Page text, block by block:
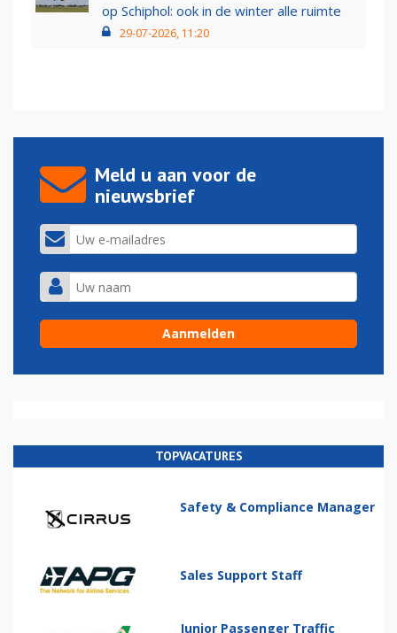
op Schiphol: ook in de winter alle ruimte
29-07-2026, 11:20
Meld u aan voor de
nieuwsbrief
TOPVACATURES
Safety & Compliance Manager
Sales Support Staff
Junior Passenger Traffic